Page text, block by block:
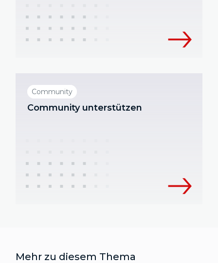
Community
Community unterstützen
Mehr zu diesem Thema